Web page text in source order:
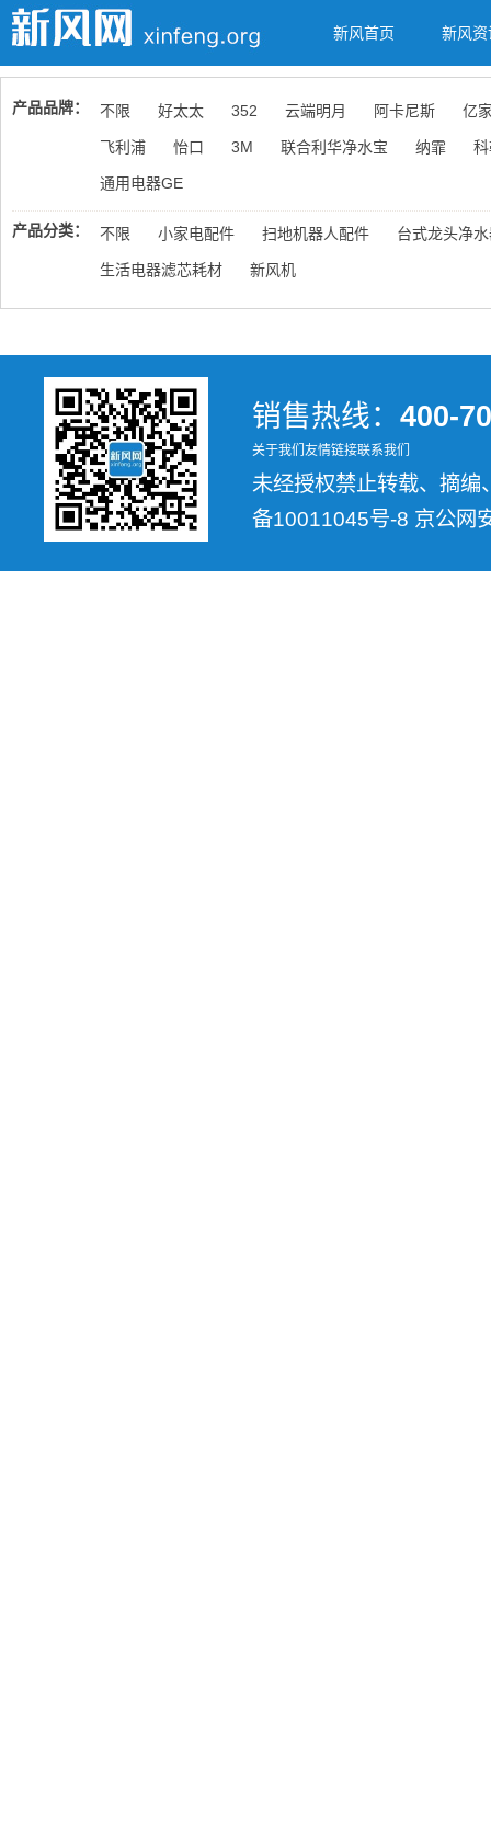
新风首页 新风资
产品品牌： 不限 好太太 352 云端明月 阿卡尼斯 亿
飞利浦 怡口 3M 联合利华净水宝 纳霏
通用电器GE
产品分类： 不限 小家电配件 扫地机器人配件 台式龙头净
生活电器滤芯耗材 新风机
销售热线： 400-
关于我们 友情链接联系我们
未经授权禁止转载、摘
备10011045号-8 京公网